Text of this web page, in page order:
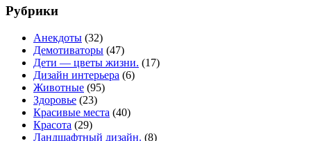
Рубрики
Анекдоты (32)
Демотиваторы (47)
Дети — цветы жизни. (17)
Дизайн интерьера (6)
Животные (95)
Здоровье (23)
Красивые места (40)
Красота (29)
Ландшафтный дизайн. (8)